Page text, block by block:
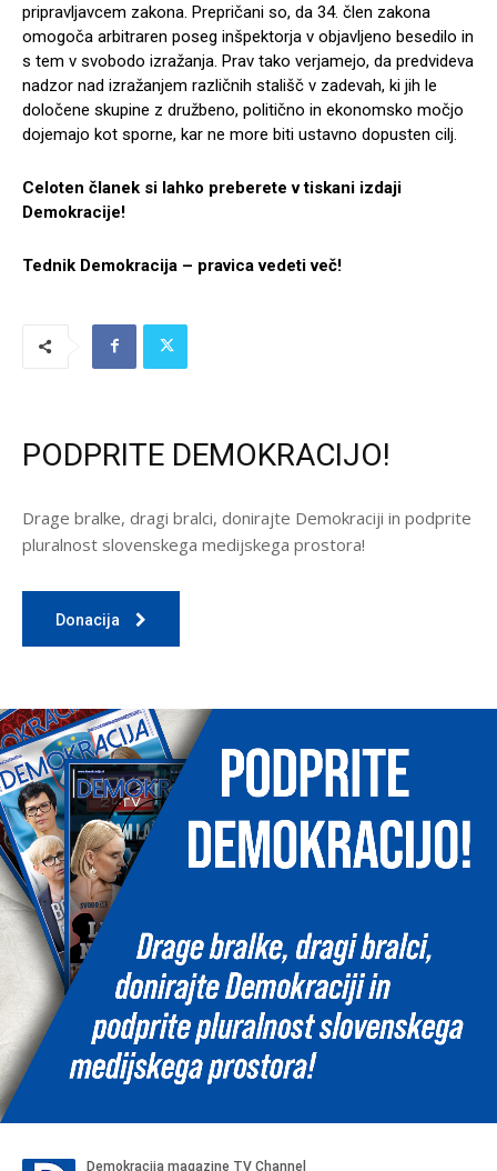
pripravljavcem zakona. Prepričani so, da 34. člen zakona
omogoča arbitraren poseg inšpektorja v objavljeno besedilo in
s tem v svobodo izražanja. Prav tako verjamejo, da predvideva
nadzor nad izražanjem različnih stališč v zadevah, ki jih le
določene skupine z družbeno, politično in ekonomsko močjo
dojemajo kot sporne, kar ne more biti ustavno dopusten cilj.
Celoten članek si lahko preberete v tiskani izdaji
Demokracije!
Tednik Demokracija – pravica vedeti več!
PODPRITE DEMOKRACIJO!
Drage bralke, dragi bralci, donirajte Demokraciji in podprite
pluralnost slovenskega medijskega prostora!
Donacija